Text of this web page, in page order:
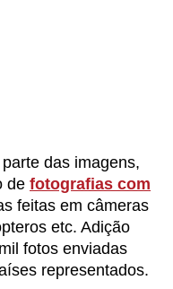
das imagens,
de fotografias com
feitas em câmeras
etc. Adição
fotos enviadas
representados.